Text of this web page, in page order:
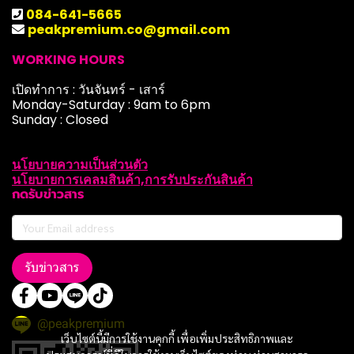
เว็บไซต์นี้มีการใช้งานคุกกี้ เพื่อเพิ่มประสิทธิภาพและ
084-641-5665
peakpremium.co@gmail.com
WORKING HOURS
เปิดทำการ : วันจันทร์ - เสาร์
Monday-Saturday : 9am to 6pm
Sunday : Closed
นโยบายความเป็นส่วนตัว
นโยบายการเคลมสินค้า,การรับประกันสินค้า
กดรับข่าวสาร
รับข่าวสาร
@peakpremium